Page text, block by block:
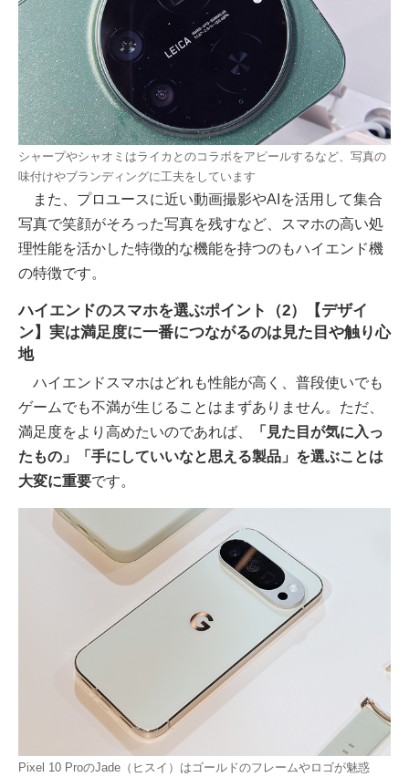
シャープやシャオミはライカとのコラボをアピールするなど、写真の
味付けやブランディングに工夫をしています
また、プロユースに近い動画撮影やAIを活用して集合
写真で笑顔がそろった写真を残すなど、スマホの高い処
理性能を活かした特徴的な機能を持つのもハイエンド機
の特徴です。
ハイエンドのスマホを選ぶポイント（2）【デザイ
ン】実は満足度に一番につながるのは見た目や触り心
地
ハイエンドスマホはどれも性能が高く、普段使いでも
ゲームでも不満が生じることはまずありません。ただ、
満足度をより高めたいのであれば、
「見た目が気に入っ
たもの」「手にしていいなと思える製品」を選ぶことは
大変に重要です。
Pixel 10 ProのJade（ヒスイ）はゴールドのフレームやロゴが魅惑